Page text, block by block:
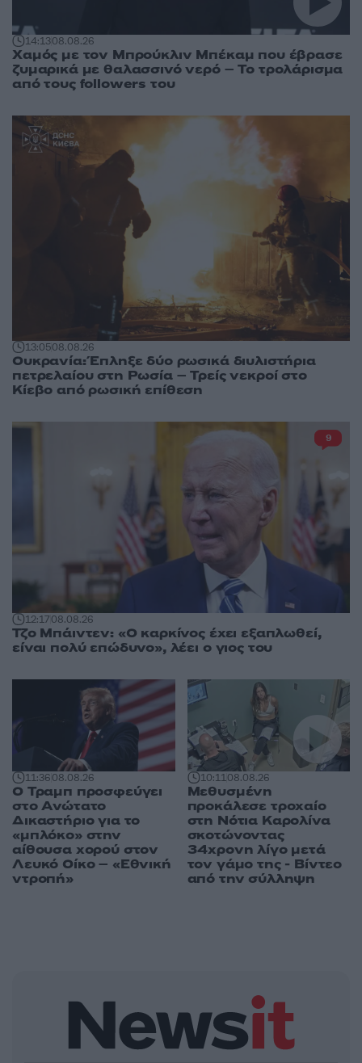
14:1308.08.26
Χαμός με τον Μπρούκλιν Μπέκαμ που έβρασε
ζυμαρικά με θαλασσινό νερό – Το τρολάρισμα
από τους followers του
13:0508.08.26
Ουκρανία: Έπληξε δύο ρωσικά διυλιστήρια
πετρελαίου στη Ρωσία – Τρείς νεκροί στο
Κίεβο από ρωσική επίθεση
12:1708.08.26
Τζο Μπάιντεν: «Ο καρκίνος έχει εξαπλωθεί,
είναι πολύ επώδυνο», λέει ο γιος του
9
11:3608.08.26
Ο Τραμπ προσφεύγει
στο Ανώτατο
Δικαστήριο για το
«μπλόκο» στην
αίθουσα χορού στον
Λευκό Οίκο – «Εθνική
ντροπή»
10:1108.08.26
Μεθυσμένη
προκάλεσε τροχαίο
στη Νότια Καρολίνα
σκοτώνοντας
34χρονη λίγο μετά
τον γάμο της - Βίντεο
από την σύλληψη